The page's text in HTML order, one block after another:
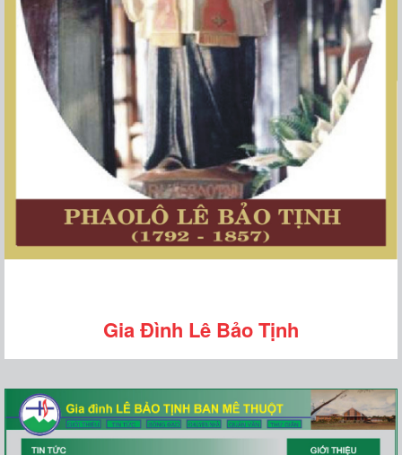
Gia Đình Lê Bảo Tịnh